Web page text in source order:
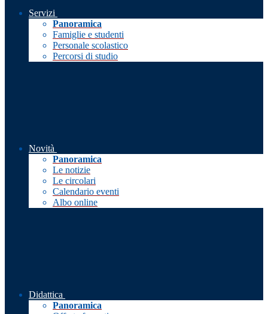
Servizi
Panoramica
Famiglie e studenti
Personale scolastico
Percorsi di studio
Novità
Panoramica
Le notizie
Le circolari
Calendario eventi
Albo online
Didattica
Panoramica